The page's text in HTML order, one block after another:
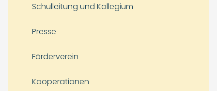
Schulleitung und Kollegium
Presse
Förderverein
Kooperationen